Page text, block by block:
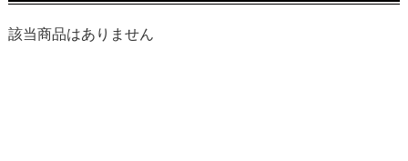
該当商品はありません